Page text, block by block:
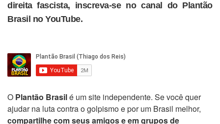
direita fascista, inscreva-se no canal do Plantão
Brasil no YouTube.
O Plantão Brasilé um site independente. Se você quer
ajudar na luta contra o golpismo e por um Brasil melhor,
compartilhe com seus amigos e em grupos de